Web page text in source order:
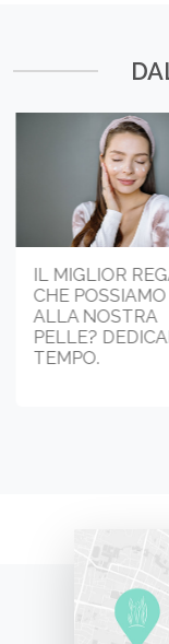
IL MIGLIOR
CHE POSSIAMO
ALLA NOSTRA
PELLE?
TEMPO.